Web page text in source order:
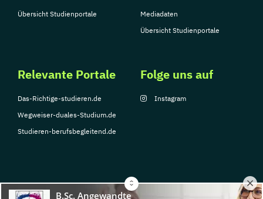
Übersicht Studienportale
Mediadaten
Übersicht Studienportale
Relevante Portale
Das-Richtige-studieren.de
Wegweiser-duales-Studium.de
Studieren-berufsbegleitend.de
Folge uns auf
Instagram